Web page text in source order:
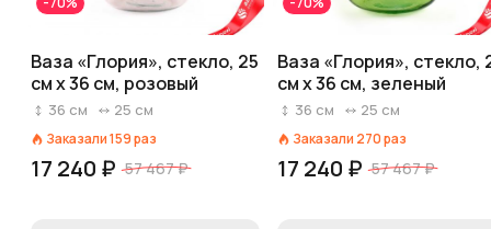
Ваза «Глория», стекло, 25
см x 36 см, розовый
36 см 25 см
Заказали159раз
17 240 ₽ 57 467 ₽
Ваза «Глория», стекло,
см x 36 см, зеленый
36 см 25 см
Заказали 270раз
17 240 ₽ 57 467 ₽